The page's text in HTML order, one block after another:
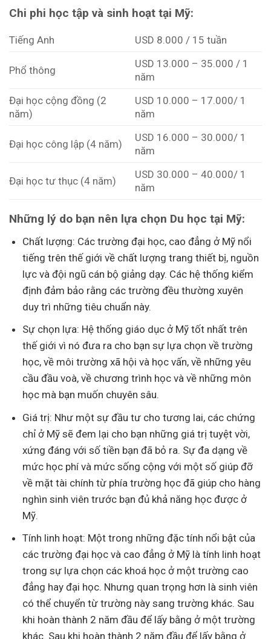
Chi phi học tập và sinh hoạt tại Mỹ:
Tiếng Anh USD 8.000 / 15 tuần
Phổ thông
USD 13.000 – 35.000 / 1
năm
Đại học cộng đồng (2
năm)
USD 10.000 – 17.000/ 1
năm
Đại học công lập (4 năm)
USD 16.000 – 30.000/ 1
năm
Đại học tư thục (4 năm)
USD 30.000 – 40.000/ 1
năm
Những lý do bạn nên lựa chọn Du học tại Mỹ:
Chất lượng: Các trường đại học, cao đẳng ở Mỹ nổi
tiếng trên thế giới về chất lượng trang thiết bị, nguồn
lực và đội ngũ cán bộ giảng dạy. Các hệ thống kiểm
định đảm bảo rằng các trường đều thường xuyên
duy trì những tiêu chuẩn này.
Sự chọn lựa: Hệ thống giáo dục ở Mỹ tốt nhất trên
thế giới vì nó đưa ra cho bạn sự lựa chọn về trường
học, về môi trường xã hội và học vấn, về những yêu
cầu đầu voà, về chương trình học và về những môn
học mà bạn muốn chuyên sâu.
Giá trị: Như một sự đầu tư cho tương lai, các chứng
chỉ ở Mỹ sẽ đem lại cho bạn những giá trị tuyệt vời,
xứng đáng với số tiền bạn đã bỏ ra. Sự đa dạng về
mức học phí và mức sống cộng với một số giúp đỡ
về mặt tài chính từ phía trường học đã giúp cho hàng
nghìn sinh viên trước bạn đủ khả năng học được ở
Mỹ.
Tính linh hoạt: Một trong những đặc tính nổi bật của
các trường đại học và cao đẳng ở Mỹ là tính linh hoạt
trong sự lựa chọn các khoá học ở một trường cao
đẳng hay đại học. Nhưng quan trọng hơn là sinh viên
có thể chuyển từ trường này sang trường khác. Sau
khi hoàn thành 2 năm đầu để lấy bằng ở một trường
khác. Sau khi hoàn thành 2 năm đầu để lấy bằng ở